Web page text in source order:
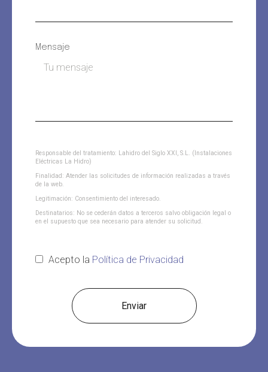
Mensaje
Responsable del tratamiento: Lahidro del Siglo XXI, S.L. (Instalaciones
Eléctricas La Hidro)
Finalidad: Atender las solicitudes de información realizadas a través
de la web.
Legitimación: Consentimiento del interesado.
Destinatarios: No se cederán datos a terceros salvo obligación legal o
en el supuesto que sea necesario para atender su solicitud.
Acepto la Política de Privacidad
Enviar